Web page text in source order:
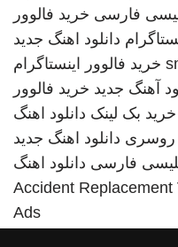
فارسی خرید فالوور
دانلود اهنگ جدید
خرید فالوور اینستاگرام
آهنگ جدید خرید فالوور
خرید بک لینک دانلود اهنگ
روسری دانلود اهنگ جدید
فارسی دانلود اهنگ
Accident Replacement
Ads